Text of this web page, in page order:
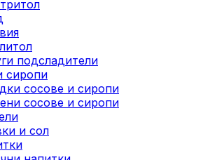
подсладители
сиропи
сосове и сиропи
сосове и сиропи
и сол